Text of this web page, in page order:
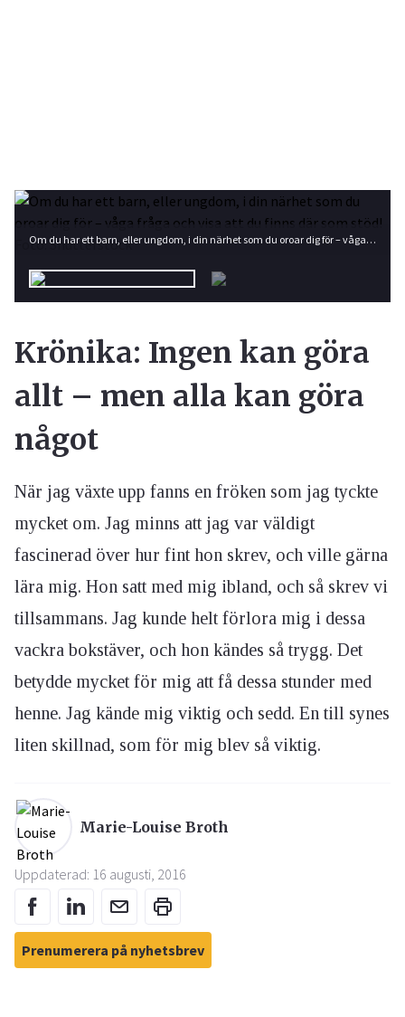
Om du har ett barn, eller ungdom, i din närhet som du oroar dig för – våga fråga och visa att du finns där som stöd! Foto: Shutterstock
Krönika: Ingen kan göra
allt – men alla kan göra
något
När jag växte upp fanns en fröken som jag tyckte
mycket om. Jag minns att jag var väldigt
fascinerad över hur fint hon skrev, och ville gärna
lära mig. Hon satt med mig ibland, och så skrev vi
tillsammans. Jag kunde helt förlora mig i dessa
vackra bokstäver, och hon kändes så trygg. Det
betydde mycket för mig att få dessa stunder med
henne. Jag kände mig viktig och sedd. En till synes
liten skillnad, som för mig blev så viktig.
Marie-Louise Broth
Uppdaterad: 16 augusti, 2016
Prenumerera på nyhetsbrev